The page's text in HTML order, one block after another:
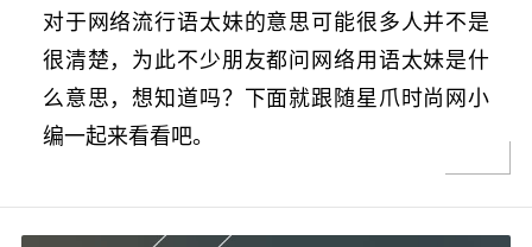
对于网络流行语太妹的意思可能很多人并不是
很清楚，为此不少朋友都问网络用语太妹是什
么意思，想知道吗？下面就跟随星爪时尚网小
编一起来看看吧。